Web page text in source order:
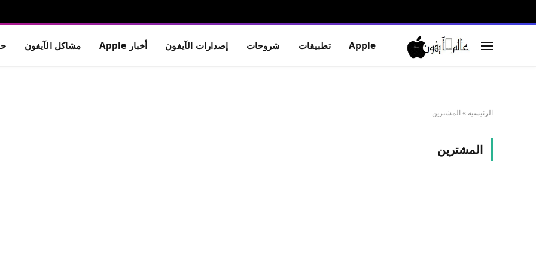
Apple تطبيقات شروحات إصدارات الآيفون أخبار Apple مشاكل الآيفون
الرئيسية » المشترين
المشترين